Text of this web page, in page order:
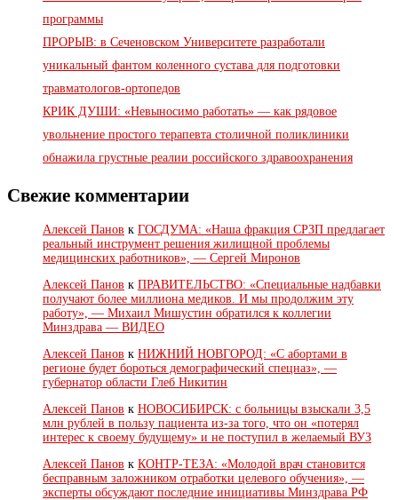
программы
ПРОРЫВ: в Сеченовском Университете разработали
уникальный фантом коленного сустава для подготовки
травматологов-ортопедов
КРИК ДУШИ: «Невыносимо работать» — как рядовое
увольнение простого терапевта столичной поликлиники
обнажила грустные реалии российского здравоохранения
Свежие комментарии
Алексей Панов к ГОСДУМА: «Наша фракция СРЗП предлагает
реальный инструмент решения жилищной проблемы
медицинских работников», — Сергей Миронов
Алексей Панов к ПРАВИТЕЛЬСТВО: «Специальные надбавки
получают более миллиона медиков. И мы продолжим эту
работу», — Михаил Мишустин обратился к коллегии
Минздрава — ВИДЕО
Алексей Панов к НИЖНИЙ НОВГОРОД: «С абортами в
регионе будет бороться демографический спецназ», —
губернатор области Глеб Никитин
Алексей Панов к НОВОСИБИРСК: с больницы взыскали 3,5
млн рублей в пользу пациента из-за того, что он «потерял
интерес к своему будущему» и не поступил в желаемый ВУЗ
Алексей Панов к КОНТР-ТЕЗА: «Молодой врач становится
бесправным заложником отработки целевого обучения», —
эксперты обсуждают последние инициативы Минздрава РФ